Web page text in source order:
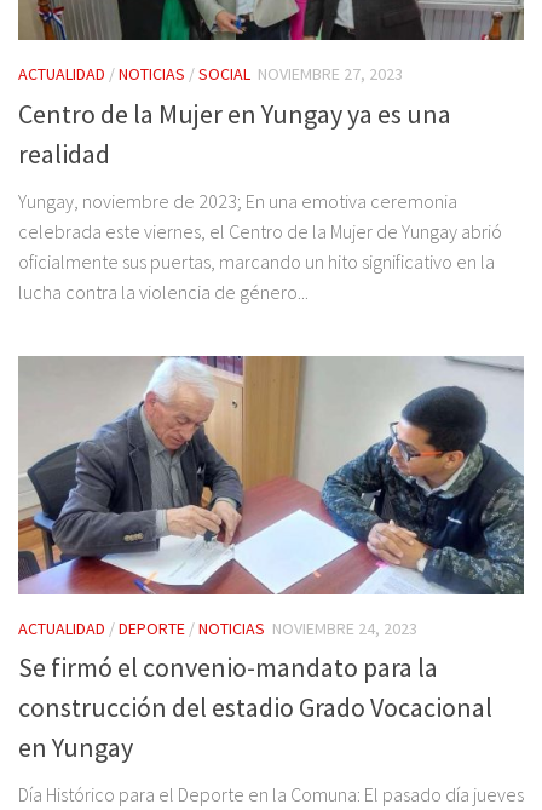
ACTUALIDAD /NOTICIAS /SOCIAL NOVIEMBRE 27, 2023
Centro de la Mujer en Yungay ya es una
realidad
Yungay, noviembre de 2023; En una emotiva ceremonia
celebrada este viernes, el Centro de la Mujer de Yungay abrió
oficialmente sus puertas, marcando un hito significativo en la
lucha contra la violencia de género...
ACTUALIDAD /DEPORTE /NOTICIAS NOVIEMBRE 24, 2023
Se firmó el convenio-mandato para la
construcción del estadio Grado Vocacional
en Yungay
Día Histórico para el Deporte en la Comuna: El pasado día jueves